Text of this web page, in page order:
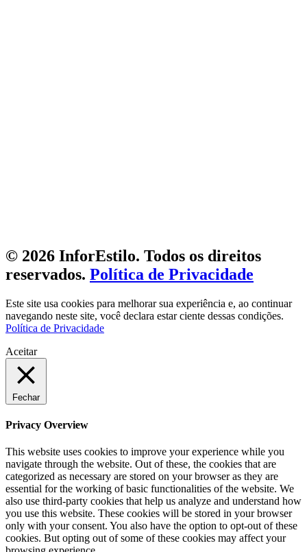
© 2026 InforEstilo. Todos os direitos
reservados. Política de Privacidade
Este site usa cookies para melhorar sua experiência e, ao continuar
navegando neste site, você declara estar ciente dessas condições.
Política de Privacidade
Aceitar
Fechar
Privacy Overview
This website uses cookies to improve your experience while you
navigate through the website. Out of these, the cookies that are
categorized as necessary are stored on your browser as they are
essential for the working of basic functionalities of the website. We
also use third-party cookies that help us analyze and understand how
you use this website. These cookies will be stored in your browser
only with your consent. You also have the option to opt-out of these
cookies. But opting out of some of these cookies may affect your